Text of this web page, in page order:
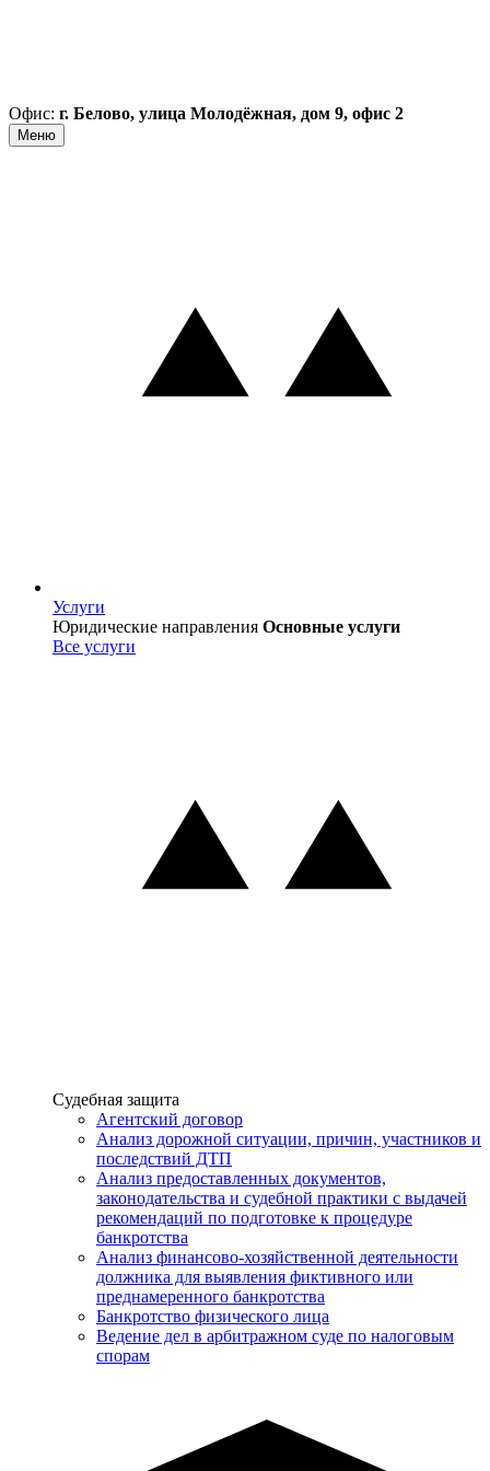
Офис: г. Белово, улица Молодёжная, дом 9, офис 2
Меню
Услуги
Услуги
Юридические направления Основные услуги
Все услуги
Услуги
Судебная защита
Агентский договор
Анализ дорожной ситуации, причин, участников и
последствий ДТП
Анализ предоставленных документов,
законодательства и судебной практики с выдачей
рекомендаций по подготовке к процедуре
банкротства
Анализ финансово-хозяйственной деятельности
должника для выявления фиктивного или
преднамеренного банкротства
Банкротство физического лица
Ведение дел в арбитражном суде по налоговым
спорам